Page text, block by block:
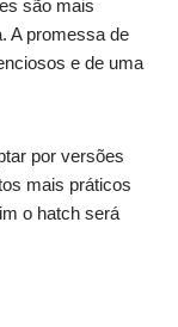
são mais
A promessa de
e de uma
por versões
mais práticos
o hatch será